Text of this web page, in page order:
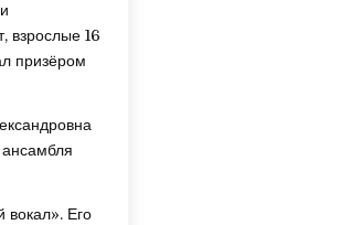
взрослые 16
призёром
вокал». Его